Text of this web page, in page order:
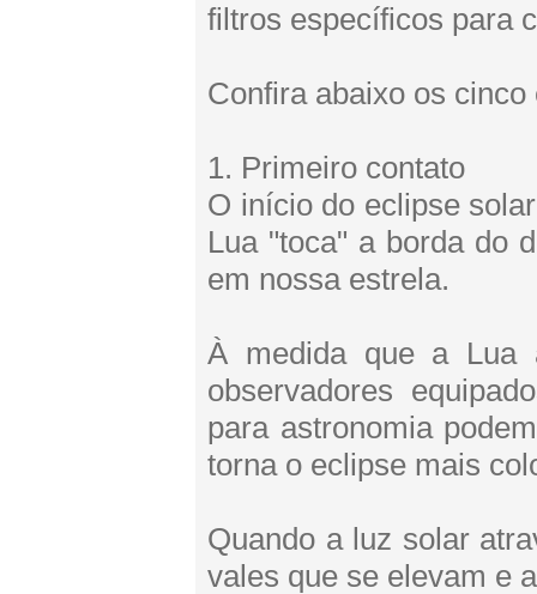
filtros específicos para
Confira abaixo os
1. Primeiro contato
O início do eclipse
Lua "toca" a borda do
em nossa estrela.
À medida que a Lua
observadores
para astronomia
torna o eclipse mais
Quando a luz solar
vales que se elevam e